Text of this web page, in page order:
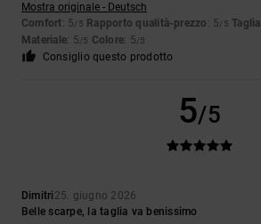
Mostra originale - Deutsch
Comfort: 5/5 Rapporto qualità-prezzo : 5/5 Taglia
Materiale: 5/5 Colore: 5/5
Consiglio questo prodotto
5/5
Dimitri 25. giugno 2026
Belle scarpe, la taglia va benissimo